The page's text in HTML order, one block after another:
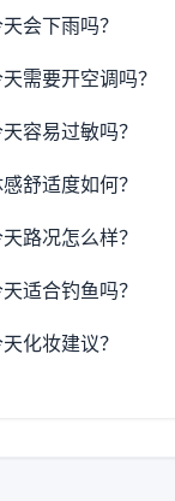
会下雨吗？
需要开空调吗？
容易过敏吗？
舒适度如何？
路况怎么样？
适合钓鱼吗？
化妆建议？